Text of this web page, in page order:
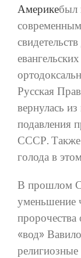
Америкебыл
Русская
вернулась
подавления
СССР. Также
голода в
В прошлом
уменьшение
«вод»
религиозные